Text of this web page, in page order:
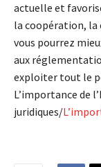
actuelle et
la coopération, la
vous pourrez
aux
exploiter tout le
L’importance de
juridiques/